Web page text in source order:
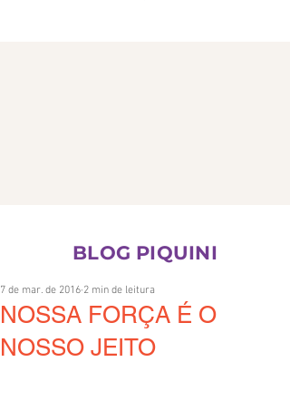
CONTATO
BLOG PIQUINI
NOSSA FORÇA É O
NOSSO JEITO
7 de mar. de 2016 2 min de leitura